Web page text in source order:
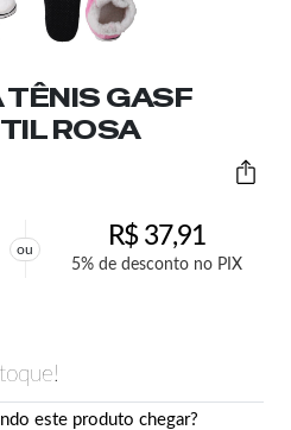
TÊNIS GASF
ROSA
ou R$37,91
5% de desconto no PIX
este produto chegar?